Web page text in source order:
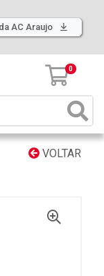
AC Araujo
0
VOLTAR